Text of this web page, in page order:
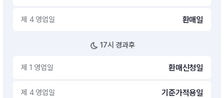
제 4 영업일 환매일
17시 경과후
제 1 영업일 환매신청일
제 4 영업일 기준가적용일